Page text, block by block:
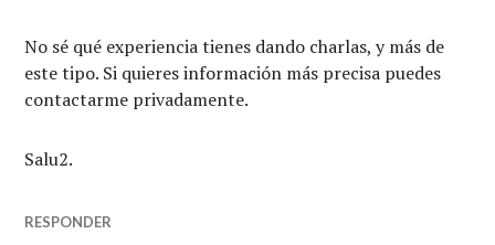
No sé qué experiencia tienes dando charlas, y más de
este tipo. Si quieres información más precisa puedes
contactarme privadamente.
Salu2.
RESPONDER